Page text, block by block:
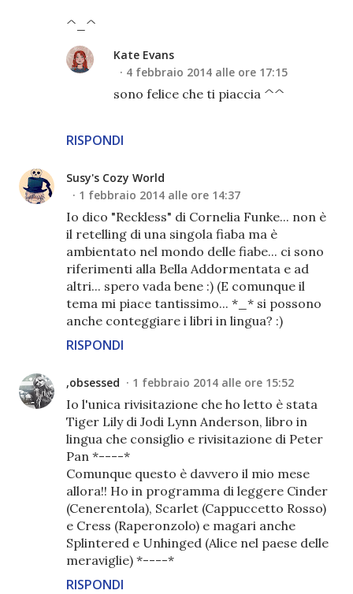
^_^
RISPONDI
Kate Evans
4 febbraio 2014 alle ore 17:15
sono felice che ti piaccia ^^
Susy's Cozy World
1 febbraio 2014 alle ore 14:37
Io dico "Reckless" di Cornelia Funke... non è
il retelling di una singola fiaba ma è
ambientato nel mondo delle fiabe... ci sono
riferimenti alla Bella Addormentata e ad
altri... spero vada bene :) (E comunque il
tema mi piace tantissimo... *_* si possono
anche conteggiare i libri in lingua? :)
RISPONDI
,obsessed 1 febbraio 2014 alle ore 15:52
Io l'unica rivisitazione che ho letto è stata
Tiger Lily di Jodi Lynn Anderson, libro in
lingua che consiglio e rivisitazione di Peter
Pan *----*
Comunque questo è davvero il mio mese
allora!! Ho in programma di leggere Cinder
(Cenerentola), Scarlet (Cappuccetto Rosso)
e Cress (Raperonzolo) e magari anche
Splintered e Unhinged (Alice nel paese delle
meraviglie) *----*
RISPONDI